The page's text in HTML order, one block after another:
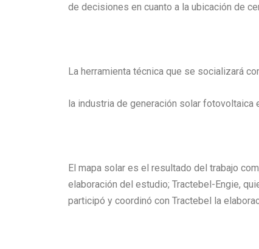
de decisiones en cuanto a la ubicación de
La herramienta técnica que se socializará
la industria de generación solar fotovoltaica
El mapa solar es el resultado del trabajo
elaboración del estudio; Tractebel-Engie,
participó y coordinó con Tractebel la